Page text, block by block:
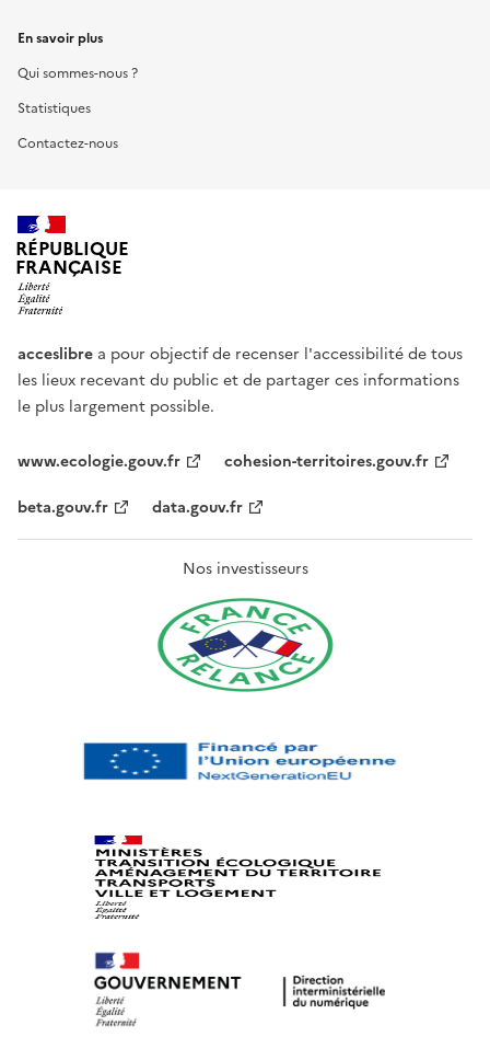
En savoir plus
Qui sommes-nous ?
Statistiques
Contactez-nous
RÉPUBLIQUE
FRANÇAISE
acceslibre a pour objectif de recenser l'accessibilité de tous
les lieux recevant du public et de partager ces informations
le plus largement possible.
www.ecologie.gouv.fr
cohesion-territoires.gouv.fr
beta.gouv.fr
data.gouv.fr
Nos investisseurs